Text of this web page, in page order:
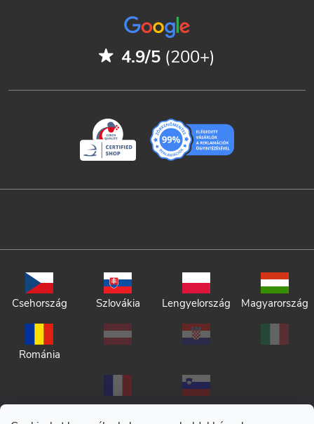
4.9/5 (200+)
Csehország Szlovákia Lengyelország Magyarország
Románia